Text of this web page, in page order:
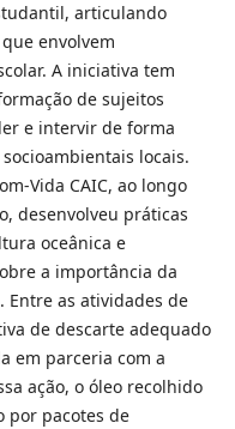
articulando
envolvem
A iniciativa tem
de sujeitos
e intervir de forma
locais.
Vida CAIC, ao longo
desenvolveu práticas
oceânica e
a importância da
Entre as atividades de
de descarte adequado
em parceria com a
ação, o óleo recolhido
por pacotes de